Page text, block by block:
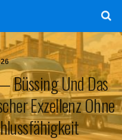
Büssing Und Das
Exzellenz Ohne